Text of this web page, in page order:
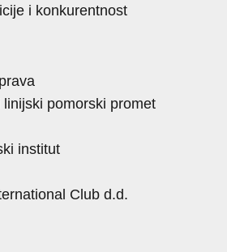
i konkurentnost
pomorski promet
institut
Club d.d.